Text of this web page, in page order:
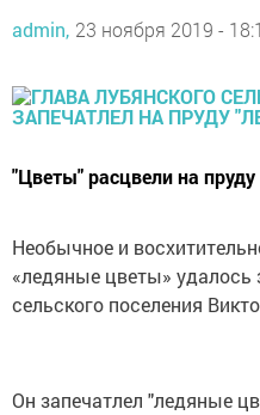
admin, 23 ноября 2019 -
"Цветы" расцвели на
Необычное и
«ледяные цветы» удалось
сельского поселения
Он запечатлел "ледяные